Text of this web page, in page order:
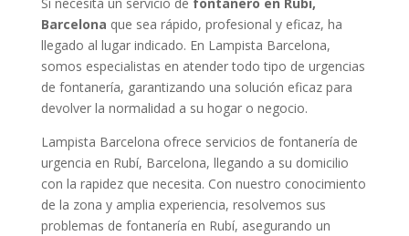
Barcelona que sea rápido, profesional y eficaz, ha
llegado al lugar indicado. En Lampista Barcelona,
somos especialistas en atender todo tipo de urgencias
de fontanería, garantizando una solución eficaz para
devolver la normalidad a su hogar o negocio.
Lampista Barcelona ofrece servicios de fontanería de
urgencia en Rubí, Barcelona, llegando a su domicilio
con la rapidez que necesita. Con nuestro conocimiento
de la zona y amplia experiencia, resolvemos sus
problemas de fontanería en Rubí, asegurando un